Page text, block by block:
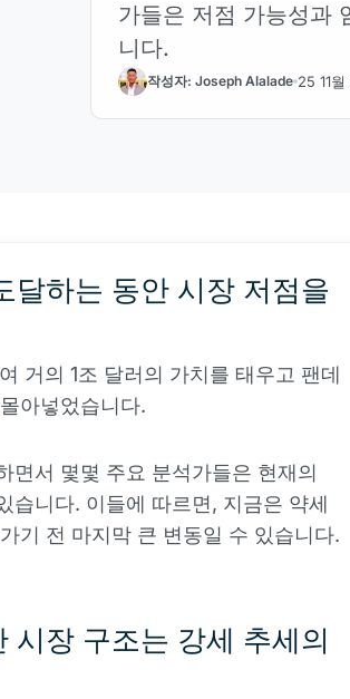
가들은 저점 가능성과
니다.
작성자: Joseph Alalade 25 11
달하는 동안 시장 저점을
거의 1조 달러의 가치를 태우고 팬데
아넣었습니다.
면서 몇몇 주요 분석가들은 현재의
습니다. 이들에 따르면, 지금은 약세
기 전 마지막 큰 변동일 수 있습니다.
시장 구조는 강세 추세의